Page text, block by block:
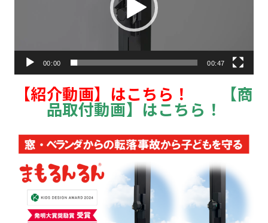
00:00 00:47
【紹介動画】はこちら！ 【商
品取付動画】はこちら！